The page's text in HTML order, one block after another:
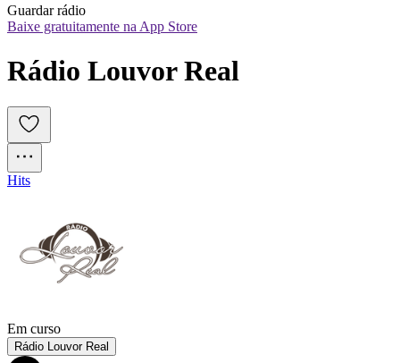
Guardar rádio
Baixe gratuitamente na App Store
Rádio Louvor Real
Hits
Em curso
Rádio Louvor Real